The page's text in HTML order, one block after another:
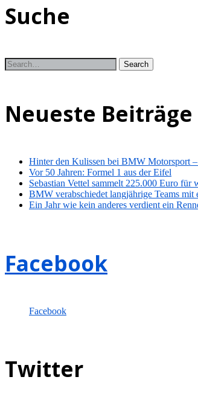
Suche
Neueste Beiträge
Hinter den Kulissen bei BMW Motorsport
Vor 50 Jahren: Formel 1 aus der Eifel
Sebastian Vettel sammelt 225.000 Euro
BMW verabschiedet langjährige Teams mit
Ein Jahr wie kein anderes verdient ein
Facebook
Facebook
Twitter